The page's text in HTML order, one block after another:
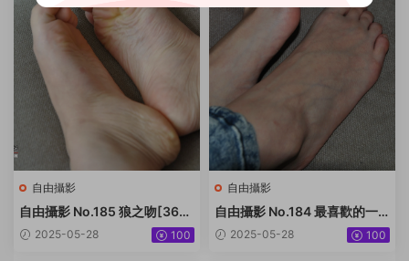
自由攝影
自由攝影 No.185 狼之吻[36P-
18.3M]
2025-05-28 100
自由攝影
自由攝影 No.184 最喜歡的一
雙玉足[105P-243.8M]
2025-05-28 100